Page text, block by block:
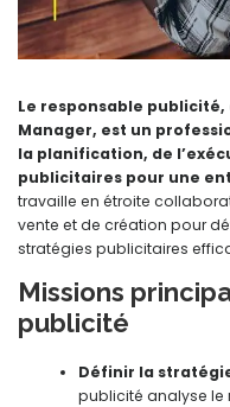
Le responsable
Manager, est un
la planification, de
publicitaires pour une
travaille en étroite
vente et de création pour
stratégies publicitaires
Missions
publicité
Définir la
publicité analyse le